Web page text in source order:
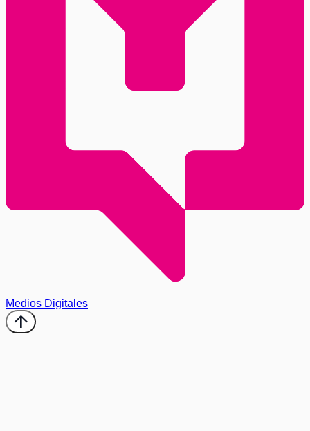
Medios Digitales
arrow_upward